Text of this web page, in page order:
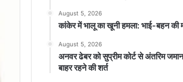
August 5, 2026
कांकेर में भालू का खूनी हमला: भाई-बहन की
August 5, 2026
अनवर ढेबर को सुप्रीम कोर्ट से अंतरिम
बाहर रहने की शर्त